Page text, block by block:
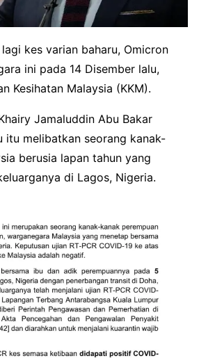
kes varian baharu, Omicron
ini pada 14 Disember lalu,
Kesihatan Malaysia (KKM).
Jamaluddin Abu Bakar
itu melibatkan seorang kanak-
berusia lapan tahun yang
di Lagos, Nigeria.